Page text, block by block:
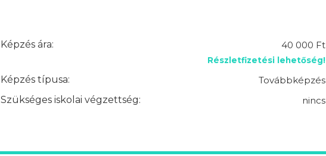
Képzés ára: 40 000 Ft
Részletfizetési lehetőség!
Képzés típusa:
Továbbképzés
Szükséges iskolai végzettség:
nincs